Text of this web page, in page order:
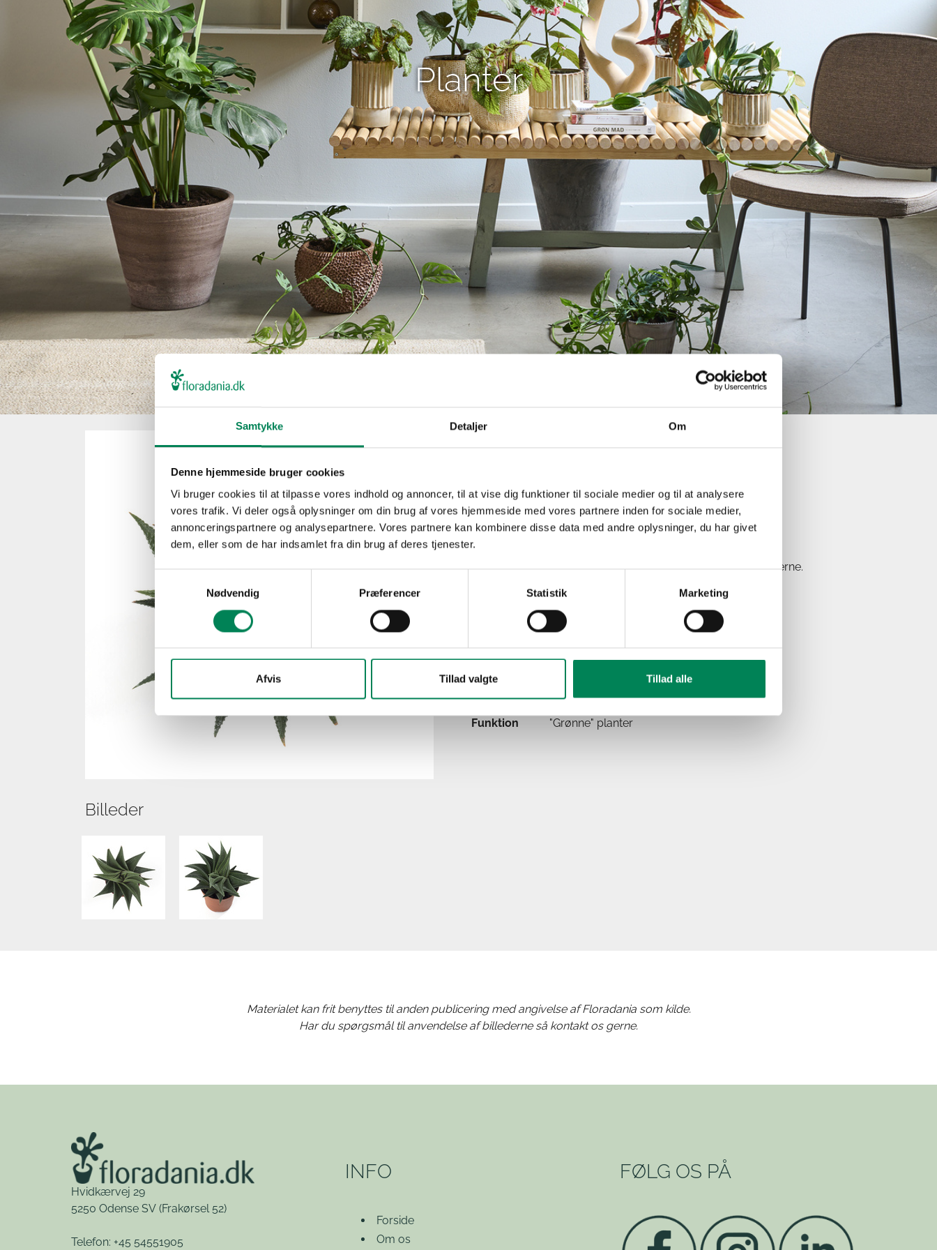
Samtykke Detaljer Om
Denne hjemmeside bruger cookies
Vi bruger cookies til at tilpasse vores indhold og annoncer, til at vise dig funktioner til sociale medier og til at analysere
vores trafik. Vi deler også oplysninger om din brug af vores hjemmeside med vores partnere inden for sociale medier,
annonceringspartnere og analysepartnere. Vores partnere kan kombinere disse data med andre oplysninger, du har givet
dem, eller som de har indsamlet fra din brug af deres tjenester.
Nødvendig
Præferencer Statistik Marketing
Afvis Tillad valgte Tillad alle
Planter
Haworthia limifolia
Familie
Asphodelaceae
Navn
limifolia
Populærnavn
Vanding
Lad pottejorden tørre let ud mellem vandingerne.
Ca. hver fjerde vanding i vækstperioden.
Inde
Trives bedst i direkte sol.
Oprindelse
Afrika
Anvendelse
Stueplante under generelle forhold.
Sæson
Jan-Dec
Funktion
"Grønne" planter
Billeder
Materialet kan frit benyttes til anden publicering med angivelse af Floradania som kilde.
Har du spørgsmål til anvendelse af billederne så kontakt os gerne.
Hvidkærvej 29
5250 Odense SV (Frakørsel 52)
Telefon: +45 54551905
INFO
Forside
Om os
FØLG OS PÅ